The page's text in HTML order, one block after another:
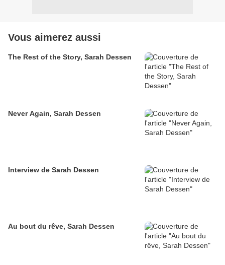
Vous aimerez aussi
The Rest of the Story, Sarah Dessen
Never Again, Sarah Dessen
Interview de Sarah Dessen
Au bout du rêve, Sarah Dessen